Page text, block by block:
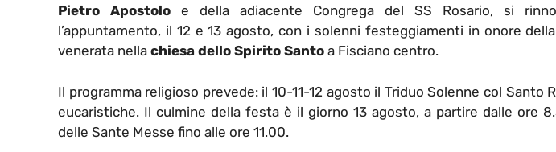
Pietro Apostolo e della adiacente Congrega del SS Rosario, si
l’appuntamento, il 12 e 13 agosto, con i solenni festeggiamenti in onore
venerata nella chiesa dello Spirito Santo a Fisciano centro.
Il programma religioso prevede: il 10-11-12 agosto il Triduo Solenne col Santo
eucaristiche. Il culmine della festa è il giorno 13 agosto, a partire dalle ore
delle Sante Messe fino alle ore 11.00.